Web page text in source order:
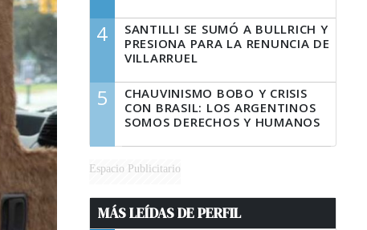
4
SANTILLI SE SUMÓ A BULLRICH Y
PRESIONA PARA LA RENUNCIA DE
VILLARRUEL
5
CHAUVINISMO BOBO Y CRISIS
CON BRASIL: LOS ARGENTINOS
SOMOS DERECHOS Y HUMANOS
Espacio Publicitario
MÁS LEÍDAS DE PERFIL